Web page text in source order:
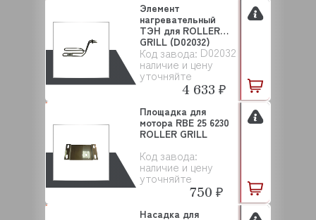
Код завода: D02032
наличие и цену
уточняйте
Элемент
нагревательный
ТЭН для ROLLER
GRILL (D02032)
4 633 ₽
Код завода:
наличие и цену
уточняйте
Площадка для
мотора RBE 25 6230
ROLLER GRILL
750 ₽
Насадка для